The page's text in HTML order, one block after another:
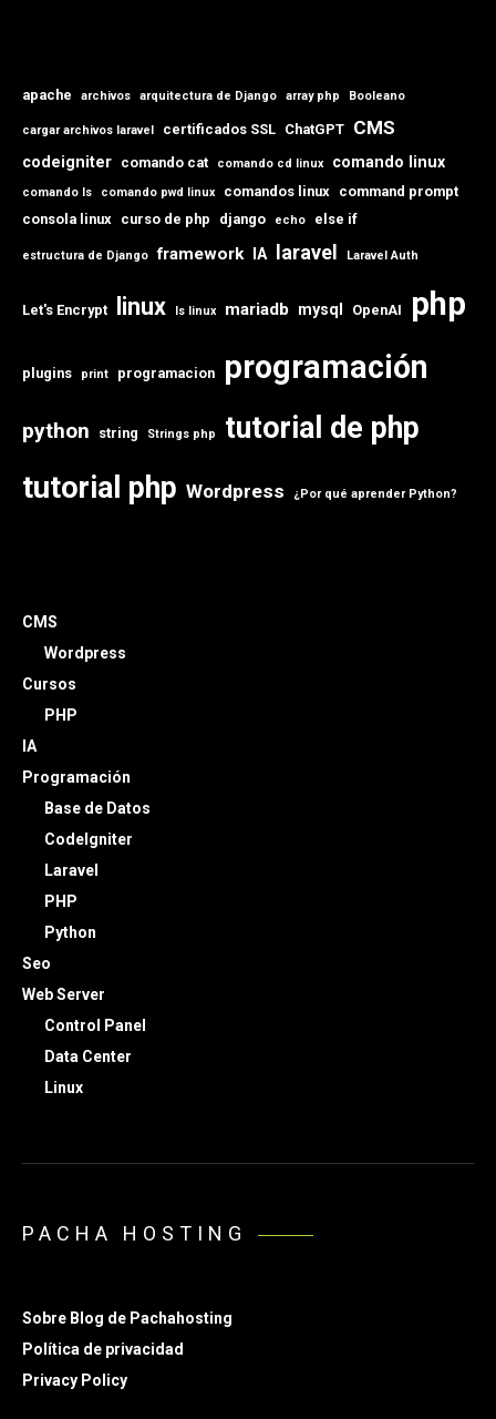
apache archivos arquitectura de Django array php Booleano
cargar archivos laravel certificados SSL ChatGPT CMS
codeigniter comando cat comando cd linux comando linux
comando ls comando pwd linux comandos linux command prompt
consola linux curso de php django echo else if
estructura de Django framework IA laravel Laravel Auth
Let's Encrypt linux ls linux mariadb mysql OpenAI php
plugins print programacion programación
python string Strings php
tutorial de php
tutorial php Wordpress ¿Por qué aprender Python?
CMS
Wordpress
Cursos
PHP
IA
Programación
Base de Datos
CodeIgniter
Laravel
PHP
Python
Seo
Web Server
Control Panel
Data Center
Linux
PACHA HOSTING
Sobre Blog de Pachahosting
Política de privacidad
Privacy Policy